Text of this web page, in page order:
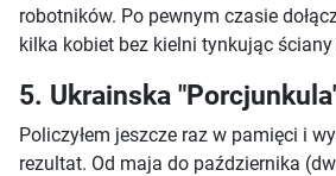
robotników. Po pewnym czasie
kilka kobiet bez kielni tynkując ściany
5. Ukrainska
Policzyłem jeszcze raz w pamięci i
rezultat. Od maja do października